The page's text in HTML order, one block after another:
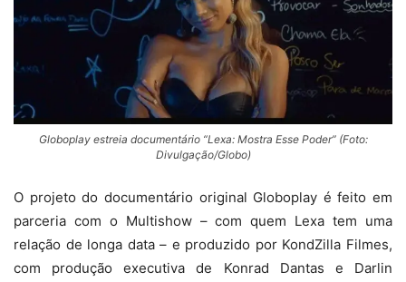
Globoplay estreia documentário “Lexa: Mostra Esse Poder” (Foto:
Divulgação/Globo)
O projeto do documentário original Globoplay é feito em
parceria com o Multishow – com quem Lexa tem uma
relação de longa data – e produzido por KondZilla Filmes,
com produção executiva de Konrad Dantas e Darlin